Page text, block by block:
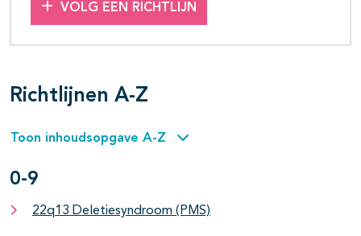
VOLG EEN RICHTLIJN
Richtlijnen A-Z
Toon inhoudsopgave A-Z
0-9
22q13 Deletiesyndroom (PMS)